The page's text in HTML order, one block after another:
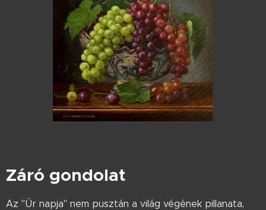
Záró gondolat
Az "Úr napja" nem pusztán a világ végének pillanata,